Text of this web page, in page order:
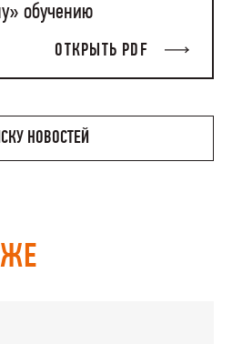
обучению
ОТКРЫТЬ PDF
НОВОСТЕЙ